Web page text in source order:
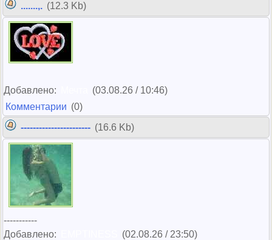
.......,. (12.3 Kb)
Добавлено:
(03.08.26 / 10:46)
Комментарии (0)
----------------------- (16.6 Kb)
-----------
Добавлено:
(02.08.26 / 23:50)